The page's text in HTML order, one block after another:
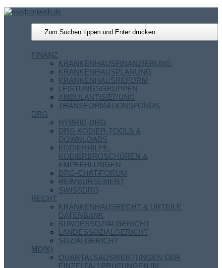
FINANZ
KRANKENHAUSFINANZIERUNG
KRANKENHAUSPLANUNG
KRANKENHAUSREFORM
LEISTUNGSGRUPPEN
AMBULANTISIERUNG
TRANSFORMATIONSFONDS
DRG
HYBRID-DRG
DRG KODIER-TOOLS &
DOWNLOADS
KODIERHILFE,
KODIERBROSCHÜREN &
EMPFEHLUNGEN
DRG-CHAT/FORUM
REIMBURSEMENT
SWISSDRG
RECHT
KRANKENHAUSRECHT & URTEILE
DATENBANK
BUNDESSOZIALGERICHT
LANDESSOZIALGERICHT
SOZIALGERICHT
MD(K)
QUARTALSAUSWERTUNGEN DER
EINZELFALLPRÜFUNGEN IM